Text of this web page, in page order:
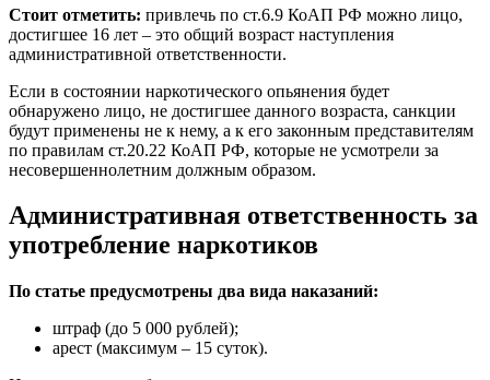
Стоит отметить: привлечь по ст.6.9 КоАП РФ можно лицо,
достигшее 16 лет – это общий возраст наступления
административной ответственности.
Если в состоянии наркотического опьянения будет
обнаружено лицо, не достигшее данного возраста, санкции
будут применены не к нему, а к его законным представителям
по правилам ст.20.22 КоАП РФ, которые не усмотрели за
несовершеннолетним должным образом.
Административная ответственность за
употребление наркотиков
По статье предусмотрены два вида наказаний:
штраф (до 5 000 рублей);
арест (максимум – 15 суток).